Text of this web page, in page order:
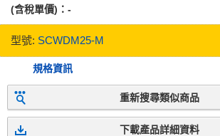
(含稅單價)： -
型號: SCWDM25-M
規格資訊
重新搜尋類似商品
下載產品詳細資料